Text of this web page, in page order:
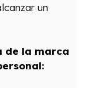
un
de la marca